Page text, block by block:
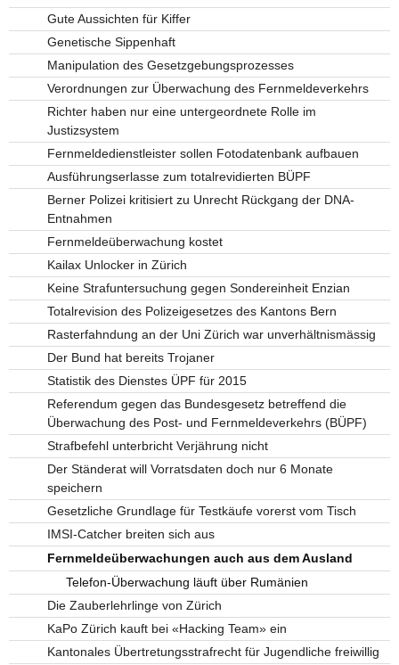
Gute Aussichten für Kiffer
Genetische Sippenhaft
Manipulation des Gesetzgebungsprozesses
Verordnungen zur Überwachung des Fernmeldeverkehrs
Richter haben nur eine untergeordnete Rolle im
Justizsystem
Fernmeldedienstleister sollen Fotodatenbank aufbauen
Ausführungserlasse zum totalrevidierten BÜPF
Berner Polizei kritisiert zu Unrecht Rückgang der DNA-
Entnahmen
Fernmeldeüberwachung kostet
Kailax Unlocker in Zürich
Keine Strafuntersuchung gegen Sondereinheit Enzian
Totalrevision des Polizeigesetzes des Kantons Bern
Rasterfahndung an der Uni Zürich war unverhältnismässig
Der Bund hat bereits Trojaner
Statistik des Dienstes ÜPF für 2015
Referendum gegen das Bundesgesetz betreffend die
Überwachung des Post- und Fernmeldeverkehrs (BÜPF)
Strafbefehl unterbricht Verjährung nicht
Der Ständerat will Vorratsdaten doch nur 6 Monate
speichern
Gesetzliche Grundlage für Testkäufe vorerst vom Tisch
IMSI-Catcher breiten sich aus
Fernmeldeüberwachungen auch aus dem Ausland
Telefon-Überwachung läuft über Rumänien
Die Zauberlehrlinge von Zürich
KaPo Zürich kauft bei «Hacking Team» ein
Kantonales Übertretungsstrafrecht für Jugendliche freiwillig